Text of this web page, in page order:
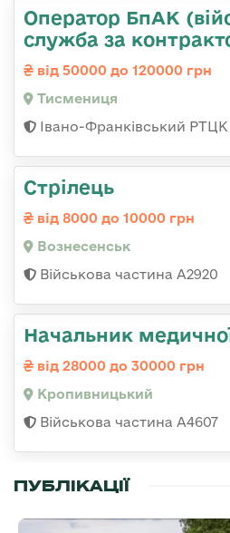
Оператор БпАК
служба за
від 50000 до 120000 грн
Тисмениця
Івано-Франківський
Стрілець
від 8000 до 10000 грн
Вознесенськ
Військова частина А2920
Начальник
від 28000 до 30000 грн
Кропивницький
Військова частина А4607
ПУБЛІКАЦІЇ